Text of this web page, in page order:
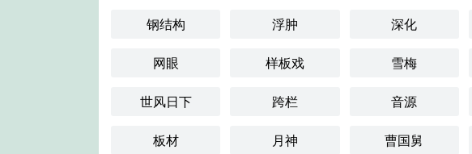
钢结构 浮肿 深化
网眼 样板戏 雪梅
世风日下 跨栏 音源
板材 月神 曹国舅